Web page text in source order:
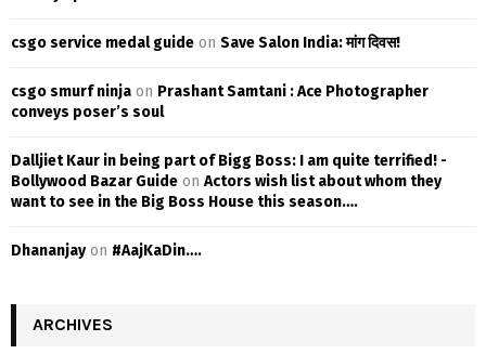
csgo service medal guide on Save Salon India: मांग दिवस!
csgo smurf ninja on Prashant Samtani : Ace Photographer
conveys poser’s soul
Dalljiet Kaur in being part of Bigg Boss: I am quite terrified! -
Bollywood Bazar Guide on Actors wish list about whom they
want to see in the Big Boss House this season….
Dhananjayon #AajKaDin….
ARCHIVES